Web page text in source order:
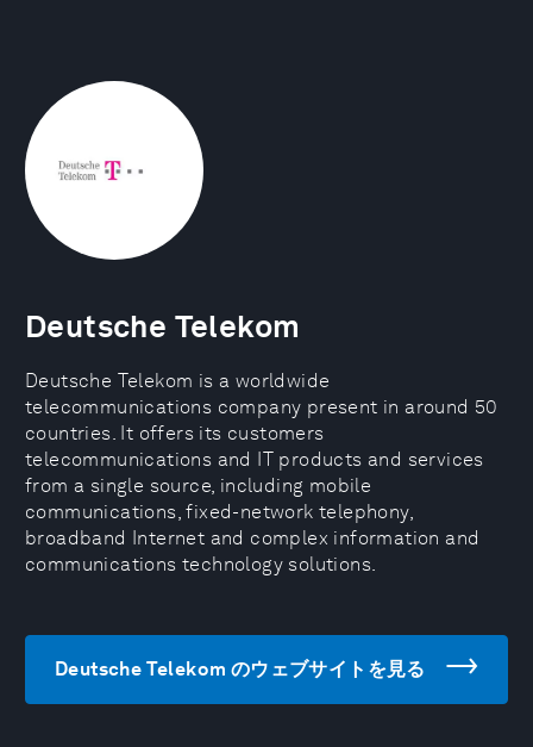
Deutsche Telekom
Deutsche Telekom is a worldwide
telecommunications company present in around 50
countries. It offers its customers
telecommunications and IT products and services
from a single source, including mobile
communications, fixed-network telephony,
broadband Internet and complex information and
communications technology solutions.
Deutsche Telekom のウェブサイトを見る